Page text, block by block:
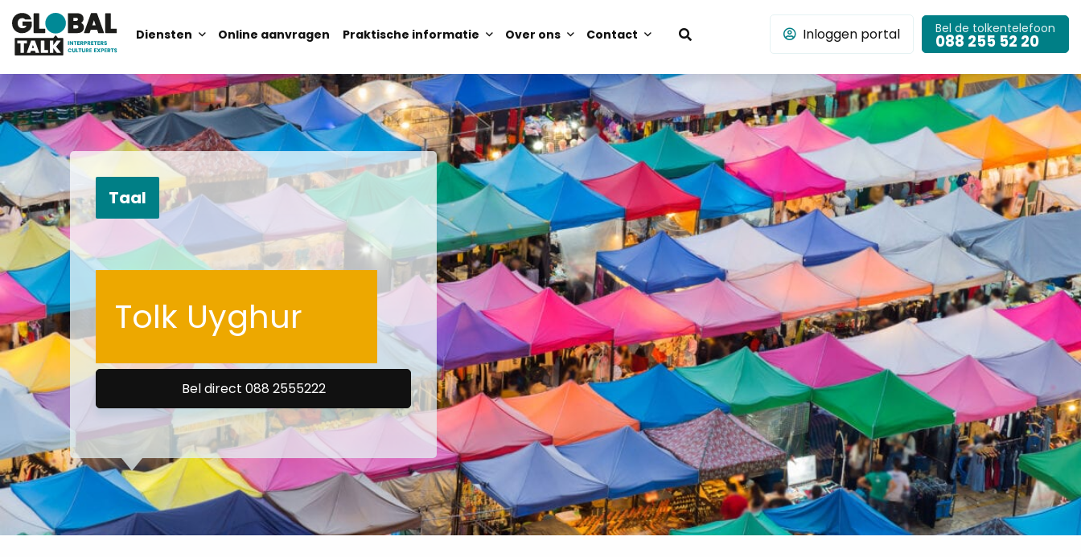
Diensten Online aanvragen Praktische informatie Over ons Contact Open
Zoek
Zoek
Inloggen portal Bel de tolkentelefoon
Taal
Tolk Uyghur
Bel direct 088 2555222